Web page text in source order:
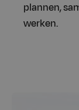
plannen,
werken.